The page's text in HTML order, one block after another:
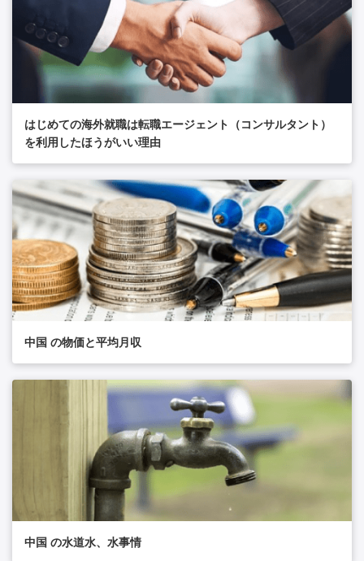
はじめての海外就職は転職エージェント（コンサルタント）
を利用したほうがいい理由
中国 の物価と平均月収
中国 の水道水、水事情